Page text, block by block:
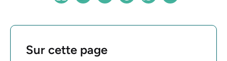
Sur cette page